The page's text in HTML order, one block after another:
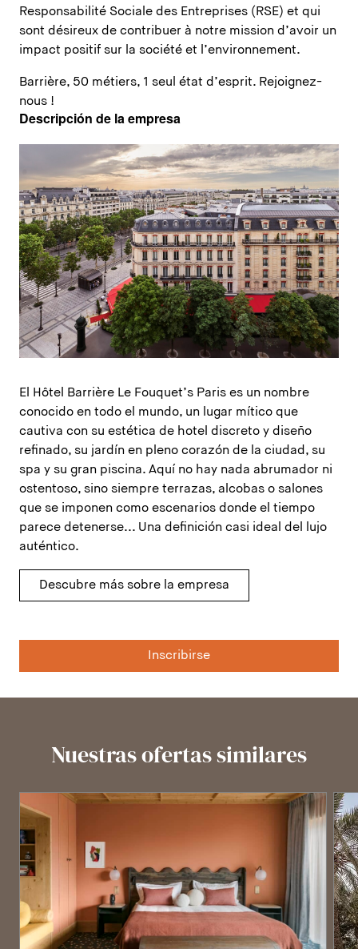
Responsabilité Sociale des Entreprises (RSE) et qui
sont désireux de contribuer à notre mission d’avoir un
impact positif sur la société et l’environnement.
Barrière, 50 métiers, 1 seul état d’esprit. Rejoignez-
nous !
Descripción de la empresa
El Hôtel Barrière Le Fouquet’s Paris es un nombre
conocido en todo el mundo, un lugar mítico que
cautiva con su estética de hotel discreto y diseño
refinado, su jardín en pleno corazón de la ciudad, su
spa y su gran piscina. Aquí no hay nada abrumador ni
ostentoso, sino siempre terrazas, alcobas o salones
que se imponen como escenarios donde el tiempo
parece detenerse... Una definición casi ideal del lujo
auténtico.
Descubre más sobre la empresa
Inscribirse
Nuestras ofertas similares